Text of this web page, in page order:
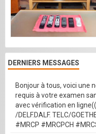
DERNIERS MESSAGES
Bonjour à tous, voici une
requis à votre examen
avec vérification en
/DELF.DALF. TELC/
#MRCP #MRCPCH